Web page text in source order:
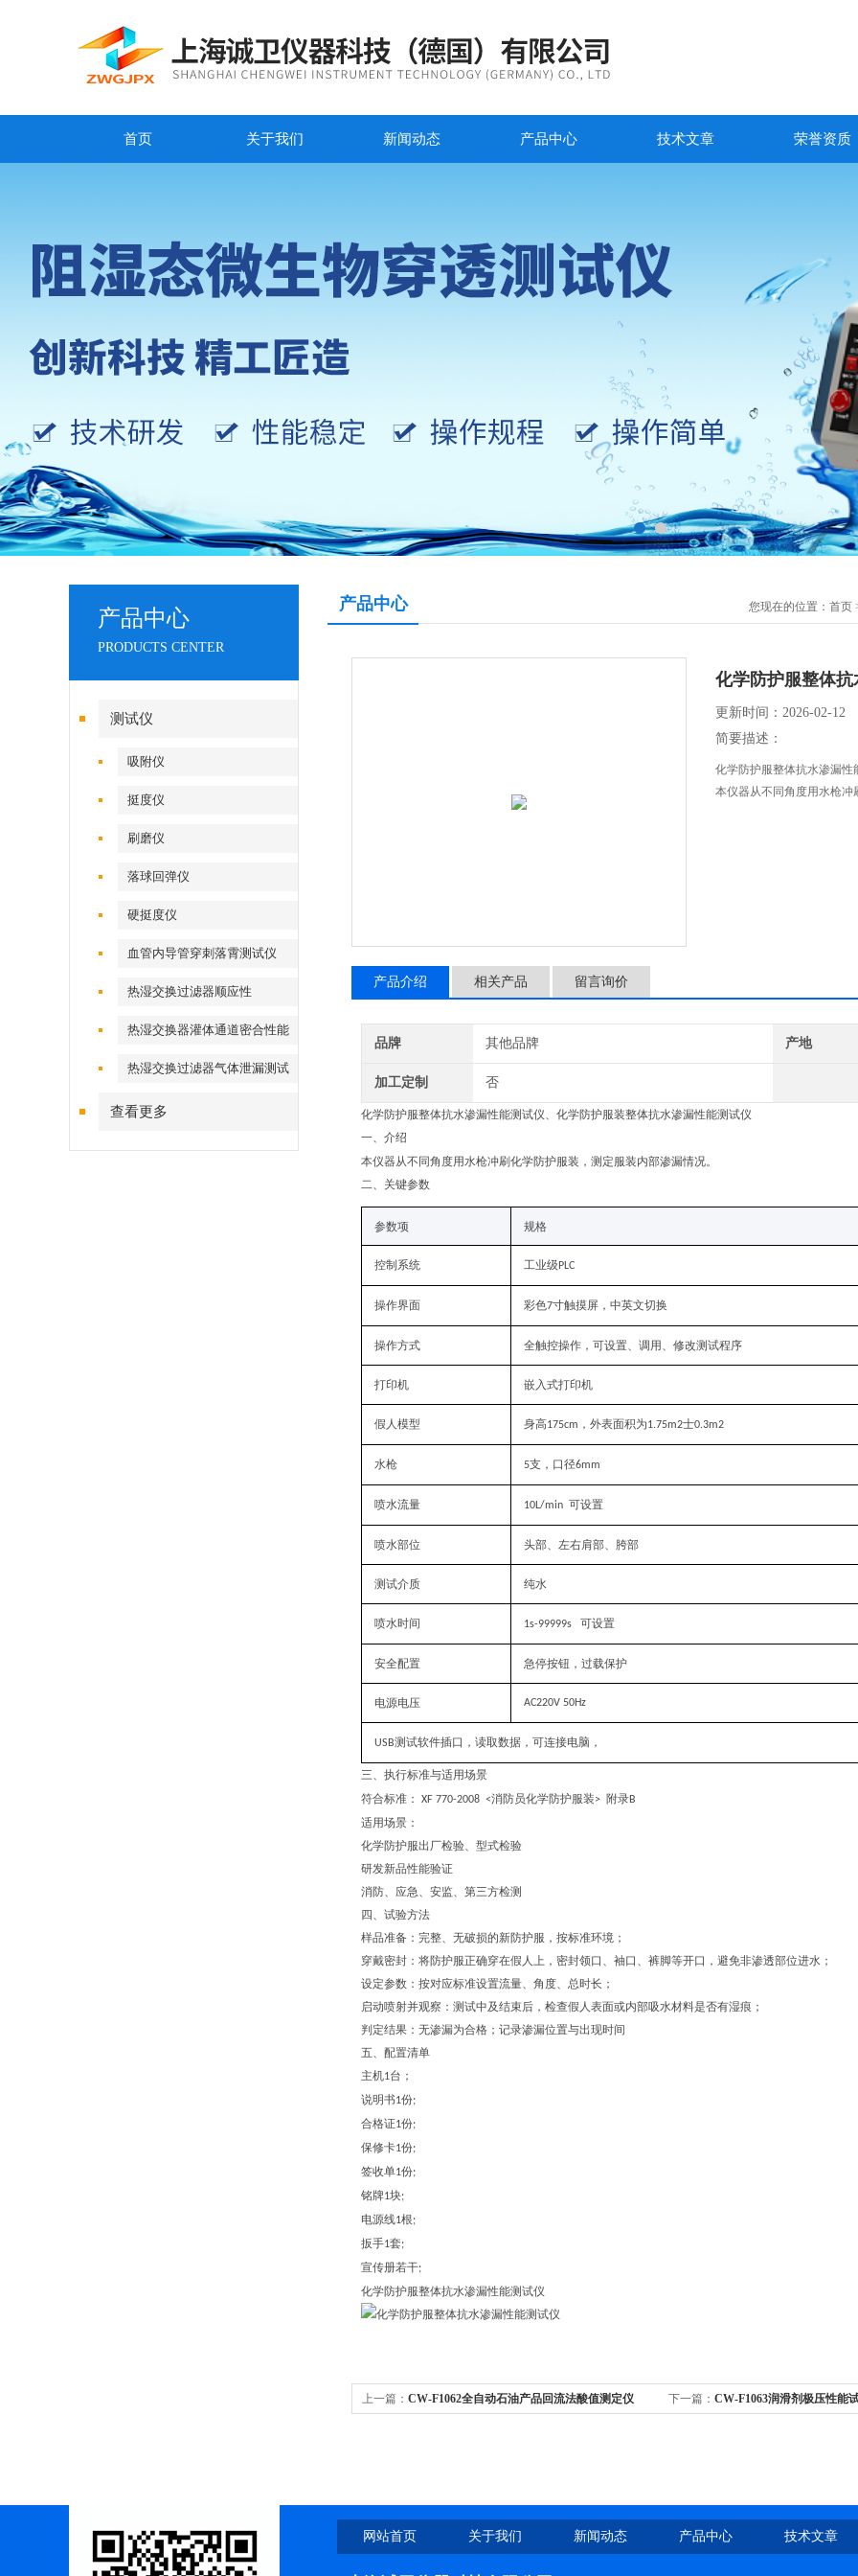
首页 关于我们 新闻动态 产品中心 技术文章 荣誉资质
产品中心
PRODUCTS CENTER
测试仪
吸附仪
挺度仪
刷磨仪
落球回弹仪
硬挺度仪
血管内导管穿刺落霄测试仪
热湿交换过滤器顺应性
热湿交换器灌体通道密合性能
热湿交换过滤器气体泄漏测试
查看更多
产品中心 您现在的位置： 首页
化学防护服整体
更新时间：2026-02-12
简要描述：
化学防护服整体抗水渗漏性
本仪器从不同角度用水枪
产品介绍 相关产品 留言询价
品牌 其他品牌 产地
加工定制 否
化学防护服整体抗水渗漏性能测试仪、化学防护服装整体抗水渗漏性能测试仪
一、 介绍
本仪器从不同角度用水枪冲刷化学防护服装，测定服装内部渗漏情况。
二、关键参数
参数项 规格
控制系统 工业级 PLC
操作界面 彩色7寸触摸屏，中英文切换
操作方式 全触控操作，可设置、调用、修改测试程序
打印机 嵌入式打印机
假人模型 身高175cm ，外表面积为1.75m2士0.3m2
水枪 5支，口径6mm
喷水流量 10L/min 可设置
喷水部位 头部、左右肩部、胯部
测试介质 纯水
喷水时间 1s-99999s 可设置
安全配置 急停按钮，过载保护
电源电压 AC220V 50Hz
USB测试软件插口，读取数据，可连接电脑，
三、 执行标准与适用场景
符合标准： XF 770-2008 <消防员化学防护服装> 附录B
适用场景：
化学防护服出厂检验、型式检验
研发新品性能验证
消防、应急、安监、第三方检测
四、试验方法
样品准备：完整、无破损的新防护服，按标准环境；
穿戴密封：将防护服正确穿在假人上，密封领口、袖口、裤脚等开口，避免非渗透部位进水；
设定参数：按对应标准设置流量、角度、总时长；
启动喷射并观察：测试中及结束后，检查假人表面或内部吸水材料是否有湿痕；
判定结果：无渗漏为合格；记录渗漏位置与出现时间
五、配置清单
主机1台；
说明书1份;
合格证1份;
保修卡1份;
签收单1份;
铭牌1块;
电源线1根;
扳手1套;
宣传册若干;
化学防护服整体抗水渗漏性能测试仪
上一篇： CW-F1062全自动石油产品回流法酸值测定仪 下一篇： CW-F1063润滑剂极压性能
网站首页 关于我们 新闻动态 产品中心 技术文章